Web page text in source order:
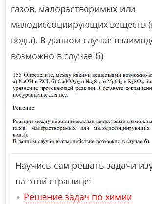
газов, малорастворимых или
малодиссоциирующих веществ
воды). В данном случае
возможно в случае б)
Научись сам решать задачи
на этой странице:
Решение задач по химии